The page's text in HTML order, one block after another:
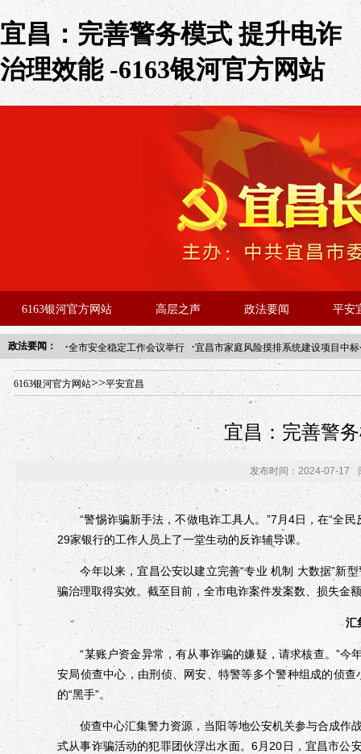
宜昌：完善警务模式 提升电诈
治理效能 -6163银河官方网站
6163银河官方网站 高层之声 政法要闻 平安
政法要闻： ·全市安全稳定工作会议举行 ·宜昌市家庭风险摸排系统建设项目中
年“招才兴业”事业单位人才引进·北京站人民大学入校工作提醒
6163银河官方网站>>平安宜昌
宜昌：完善警
发布时间：2024-07-17
“警惕诈骗新手法，不做电诈工具人。”7月4日，在“全民
29家银行的工作人员上了一堂生动的反诈辅导课。
今年以来，宜昌公安以建立完善“专业 机制 大数据”新型
骗治理取得实效。截至目前，全市电诈案件发案数、损失金
汇
“某账户资金异常，有从事诈骗的嫌疑，请求核查。”今
安局侦查中心，由刑侦、网安、特警等多个警种组成的侦
的“黑手”。
侦查中心汇集警力资源，当阳等地公安机关参与合成作
式从事诈骗活动的犯罪团伙浮出水面。6月20日，宜昌市公